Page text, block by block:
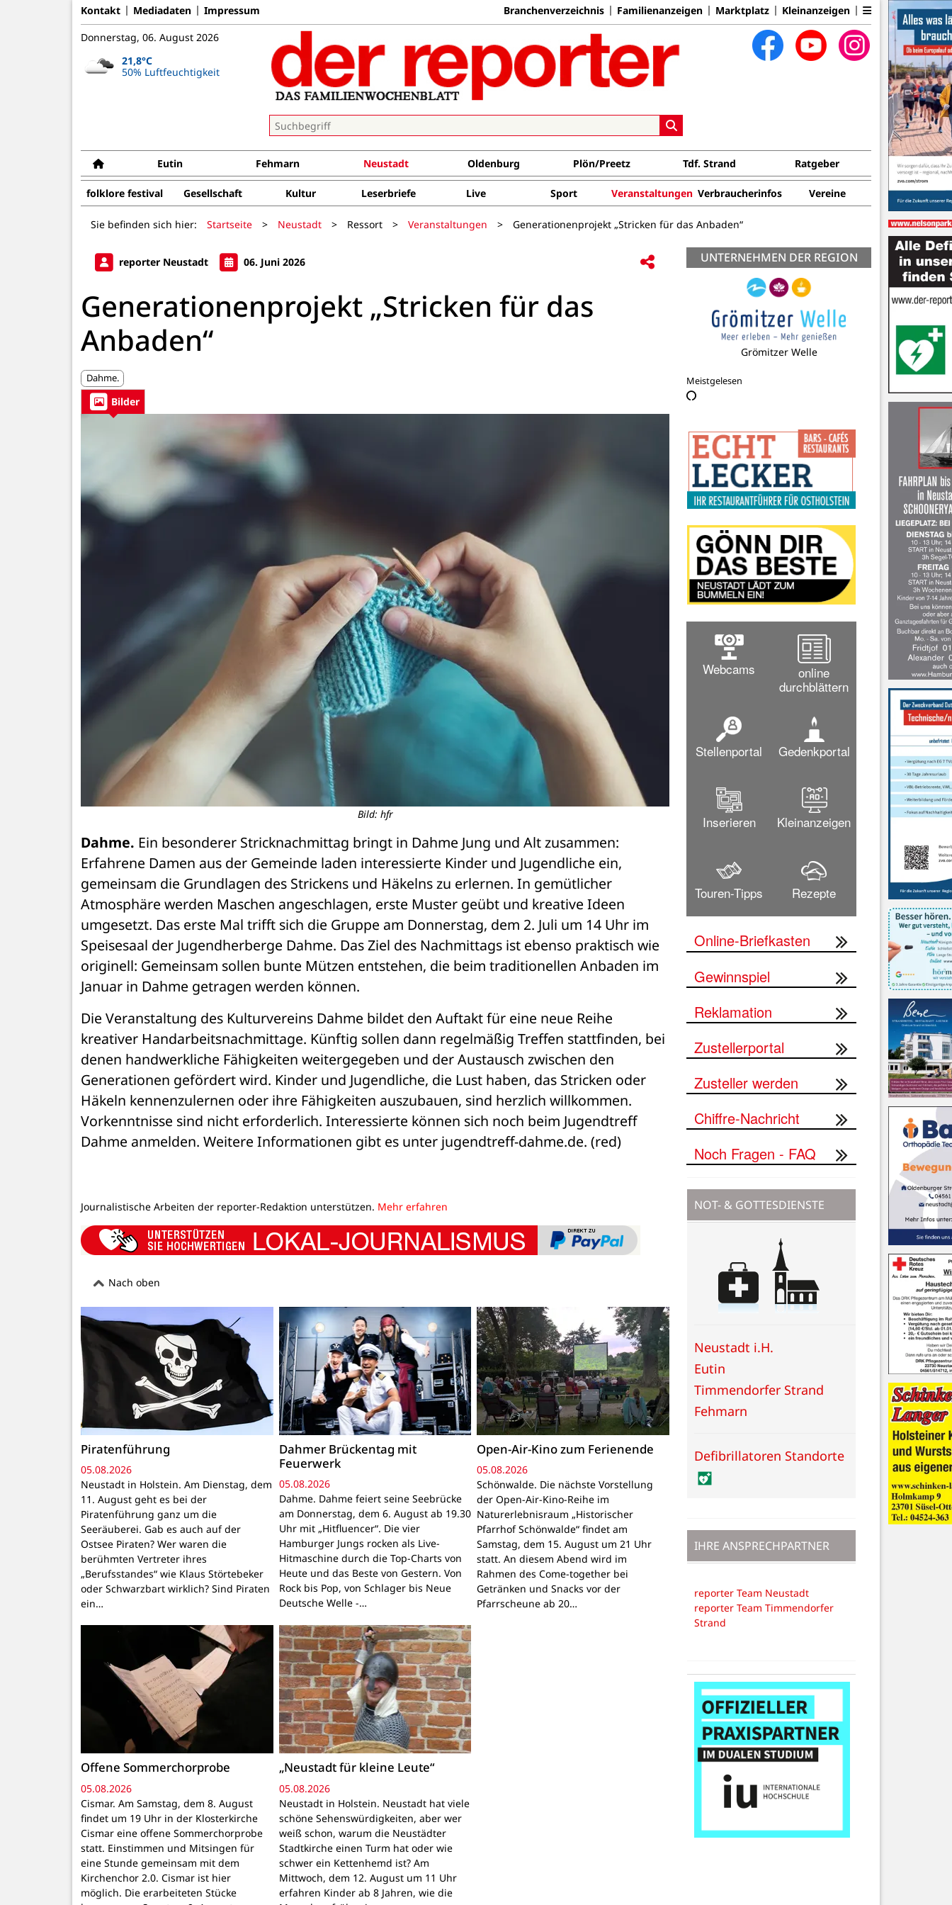
Kontakt Mediadaten Impressum Branchenverzeichnis Familienanzeigen Marktplatz Kleinanzeigen
Donnerstag, 06. August 2026
21,8°C
50% Luftfeuchtigkeit
Eutin Fehmarn Neustadt Oldenburg Plön/Preetz Tdf. Strand Ratgeber
folklore festival Gesellschaft Kultur Leserbriefe Live Sport Veranstaltungen Verbraucherinfos Vereine
Sie befinden sich hier: Startseite > Neustadt > Ressort > Veranstaltungen > Generationenprojekt „Stricken für das Anbaden“
reporter Neustadt 06. Juni 2026
Generationenprojekt „Stricken für das
Anbaden“
Dahme.
Bilder
Bild: hfr
Dahme. Ein besonderer Stricknachmittag bringt in Dahme Jung und Alt zusammen:
Erfahrene Damen aus der Gemeinde laden interessierte Kinder und Jugendliche ein,
gemeinsam die Grundlagen des Strickens und Häkelns zu erlernen. In gemütlicher
Atmosphäre werden Maschen angeschlagen, erste Muster geübt und kreative Ideen
umgesetzt. Das erste Mal trifft sich die Gruppe am Donnerstag, dem 2. Juli um 14 Uhr im
Speisesaal der Jugendherberge Dahme. Das Ziel des Nachmittags ist ebenso praktisch wie
originell: Gemeinsam sollen bunte Mützen entstehen, die beim traditionellen Anbaden im
Januar in Dahme getragen werden können.
Die Veranstaltung des Kulturvereins Dahme bildet den Auftakt für eine neue Reihe
kreativer Handarbeitsnachmittage. Künftig sollen dann regelmäßig Treffen stattfinden, bei
denen handwerkliche Fähigkeiten weitergegeben und der Austausch zwischen den
Generationen gefördert wird. Kinder und Jugendliche, die Lust haben, das Stricken oder
Häkeln kennenzulernen oder ihre Fähigkeiten auszubauen, sind herzlich willkommen.
Vorkenntnisse sind nicht erforderlich. Interessierte können sich noch beim Jugendtreff
Dahme anmelden. Weitere Informationen gibt es unter jugendtreff-dahme.de. (red)
Journalistische Arbeiten der reporter-Redaktion unterstützen. Mehr erfahren
Nach oben
Piratenführung
05.08.2026
Neustadt in Holstein. Am Dienstag, dem
11. August geht es bei der
Piratenführung ganz um die
Seeräuberei. Gab es auch auf der
Ostsee Piraten? Wer waren die
berühmten Vertreter ihres
„Berufsstandes“ wie Klaus Störtebeker
oder Schwarzbart wirklich? Sind Piraten
ein…
Dahmer Brückentag mit
Feuerwerk
05.08.2026
Dahme. Dahme feiert seine Seebrücke
am Donnerstag, dem 6. August ab 19.30
Uhr mit „Hitfluencer“. Die vier
Hamburger Jungs rocken als Live-
Hitmaschine durch die Top-Charts von
Heute und das Beste von Gestern. Von
Rock bis Pop, von Schlager bis Neue
Deutsche Welle -…
Open-Air-Kino zum Ferienende
05.08.2026
Schönwalde. Die nächste Vorstellung
der Open-Air-Kino-Reihe im
Naturerlebnisraum „Historischer
Pfarrhof Schönwalde“ findet am
Samstag, dem 15. August um 21 Uhr
statt. An diesem Abend wird im
Rahmen des Come-together bei
Getränken und Snacks vor der
Pfarrscheune ab 20…
Offene Sommerchorprobe
05.08.2026
Cismar. Am Samstag, dem 8. August
findet um 19 Uhr in der Klosterkirche
Cismar eine offene Sommerchorprobe
statt. Einstimmen und Mitsingen für
eine Stunde gemeinsam mit dem
Kirchenchor 2.0. Cismar ist hier
möglich. Die erarbeiteten Stücke
„Neustadt für kleine Leute“
05.08.2026
Neustadt in Holstein. Neustadt hat viele
schöne Sehenswürdigkeiten, aber wer
weiß schon, warum die Neustädter
Stadtkirche einen Turm hat oder wie
schwer ein Kettenhemd ist? Am
Mittwoch, dem 12. August um 11 Uhr
erfahren Kinder ab 8 Jahren, wie die
UNTERNEHMEN DER REGION
Kulturwerkstatt Forum e.V.
Meistgelesen
Webcams
online
durchblättern
Stellenportal Gedenkportal
Inserieren Kleinanzeigen
Touren-Tipps Rezepte
Online-Briefkasten
Gewinnspiel
Reklamation
Zustellerportal
Zusteller werden
Chiffre-Nachricht
Noch Fragen - FAQ
NOT- & GOTTESDIENSTE
Neustadt i.H.
Eutin
Timmendorfer Strand
Fehmarn
Defibrillatoren Standorte
IHRE ANSPRECHPARTNER
reporter Team Neustadt
reporter Team Timmendorfer
Strand